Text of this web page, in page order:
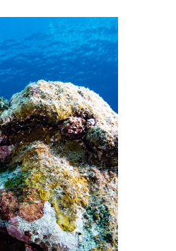
る理由があっても、当ツアー
承諾ください。
閉じる